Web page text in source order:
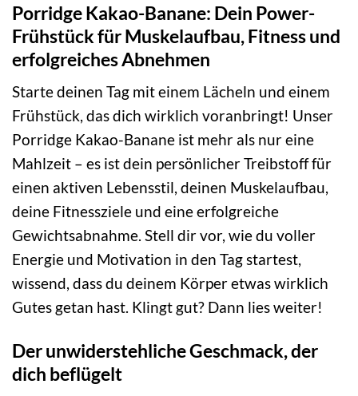
Porridge Kakao-Banane: Dein Power-
Frühstück für Muskelaufbau, Fitness und
erfolgreiches Abnehmen
Starte deinen Tag mit einem Lächeln und einem
Frühstück, das dich wirklich voranbringt! Unser
Porridge Kakao-Banane ist mehr als nur eine
Mahlzeit – es ist dein persönlicher Treibstoff für
einen aktiven Lebensstil, deinen Muskelaufbau,
deine Fitnessziele und eine erfolgreiche
Gewichtsabnahme. Stell dir vor, wie du voller
Energie und Motivation in den Tag startest,
wissend, dass du deinem Körper etwas wirklich
Gutes getan hast. Klingt gut? Dann lies weiter!
Der unwiderstehliche Geschmack, der
dich beflügelt